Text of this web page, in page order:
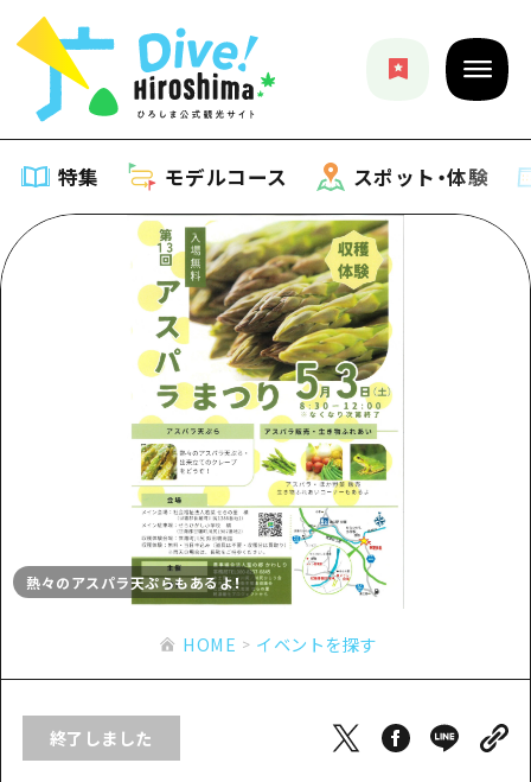
特集 モデルコース スポット・体験
特集
特集一覧
おすすめ
アート
イベント・祭り
グルメ・酒
サイクリング
ナイトライフ
世界遺産
モデルコース
モデルコース一覧
Dive! Hiroshima 公式ガイド
広島もしもトラベル
あたらしい非日常
広島市周辺
安芸
備後
スポット・体験
スポット・体験一覧
広島市周辺
安芸
備後
備北
宮島周辺
イベント
旬情報
お役立ち情報
アクセス
二次交通まとめ
HOME
HOME イベントを探す
終了しました
熱々のアスパラ天ぷらもあるよ！